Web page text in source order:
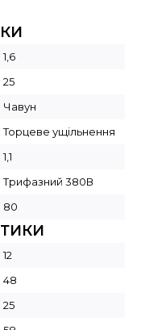
1,6
25
Чавун
Торцеве ущільнення
1,1
Трифазний 380В
80
12
48
25